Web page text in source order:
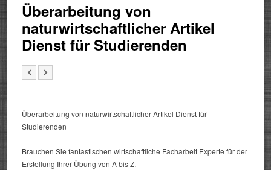
Überarbeitung von
naturwirtschaftlicher Artikel
Dienst für Studierenden
Überarbeitung von naturwirtschaftlicher Artikel Dienst für
Studierenden
Brauchen Sie fantastischen wirtschaftliche Facharbeit Experte für der
Erstellung Ihrer Übung von A bis Z.